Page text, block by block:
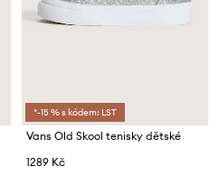
*-15 % s kódem: LST
Vans Old Skool tenisky dětské
1289 Kč